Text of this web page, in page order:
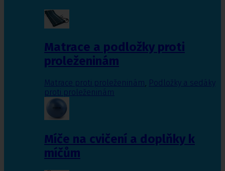
Matrace a podložky proti
proleženinám
Matrace proti proleženinám, Podložky a sedáky
proti proleženinám
Míče na cvičení a doplňky k
míčům